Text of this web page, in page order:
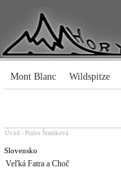
Mont Blanc Wildspitze
Úvod - Prales Šramková
Slovensko
Veľká Fatra a Choč